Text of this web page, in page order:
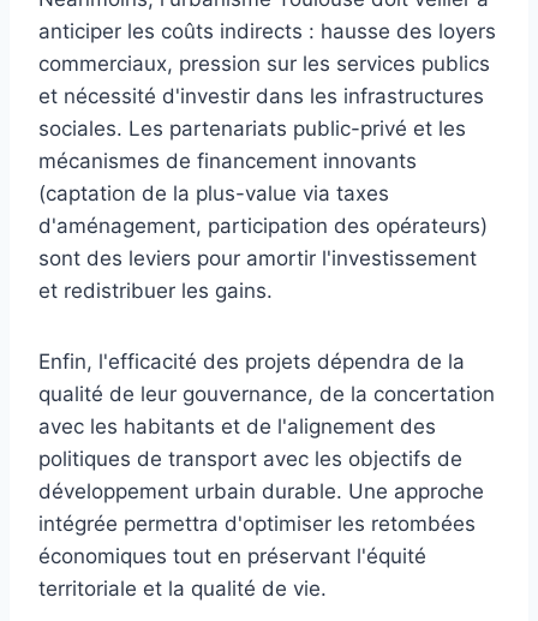
anticiper les coûts indirects : hausse des loyers
commerciaux, pression sur les services publics
et nécessité d'investir dans les infrastructures
sociales. Les partenariats public-privé et les
mécanismes de financement innovants
(captation de la plus-value via taxes
d'aménagement, participation des opérateurs)
sont des leviers pour amortir l'investissement
et redistribuer les gains.
Enfin, l'efficacité des projets dépendra de la
qualité de leur gouvernance, de la concertation
avec les habitants et de l'alignement des
politiques de transport avec les objectifs de
développement urbain durable. Une approche
intégrée permettra d'optimiser les retombées
économiques tout en préservant l'équité
territoriale et la qualité de vie.